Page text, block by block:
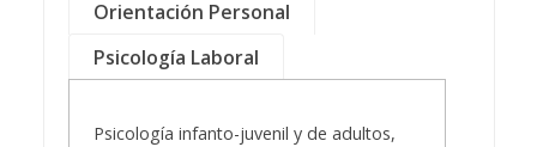
Orientación Personal
Psicología Laboral
Psicología infanto-juvenil y de adultos,